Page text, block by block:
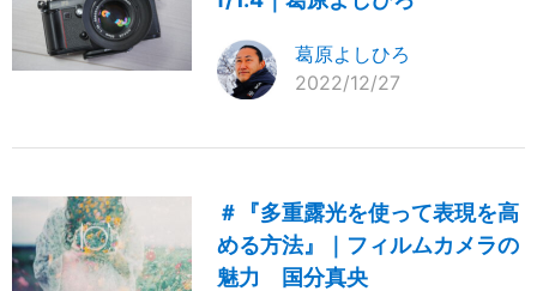
葛原よしひろ
2022/12/27
＃『多重露光を使って表現を高
める方法』｜フィルムカメラの
魅力 国分真央